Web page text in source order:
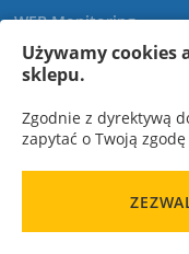
Używamy cookies
sklepu.
Zgodnie z dyrektywą
zapytać o Twoją
WEB Monitoring
Novatek-Electro